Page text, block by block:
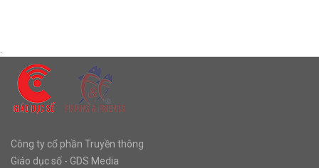
.
Công ty cổ phần Truyền thông
Giáo dục số - GDS Media